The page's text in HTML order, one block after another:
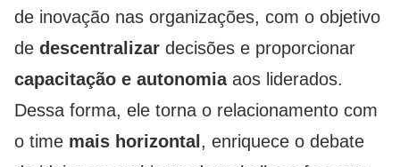
de inovação nas organizações, com o objetivo
de descentralizar decisões e proporcionar
capacitação e autonomiaaos liderados.
Dessa forma, ele torna o relacionamento com
o time mais horizontal , enriquece o debate